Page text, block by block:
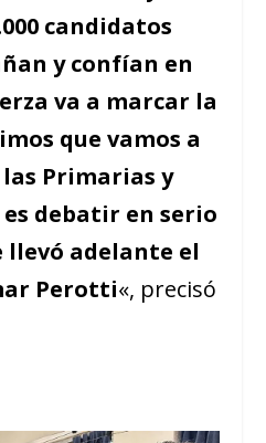
candidatos
y confían en
va a marcar la
que vamos a
Primarias y
debatir en serio
llevó adelante el
Perotti«, precisó